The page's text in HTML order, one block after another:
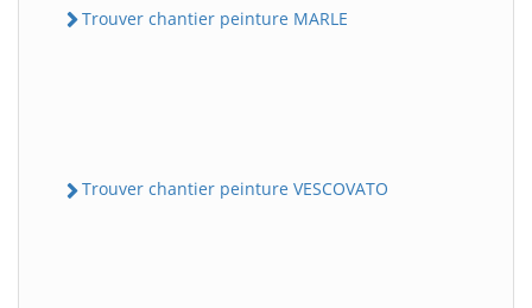
Trouver chantier peinture MARLE
Trouver chantier peinture VESCOVATO